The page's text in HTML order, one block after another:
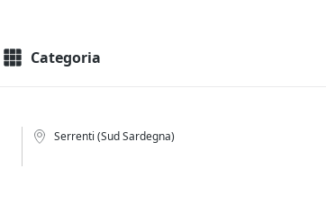
Categoria
Serrenti (Sud Sardegna)